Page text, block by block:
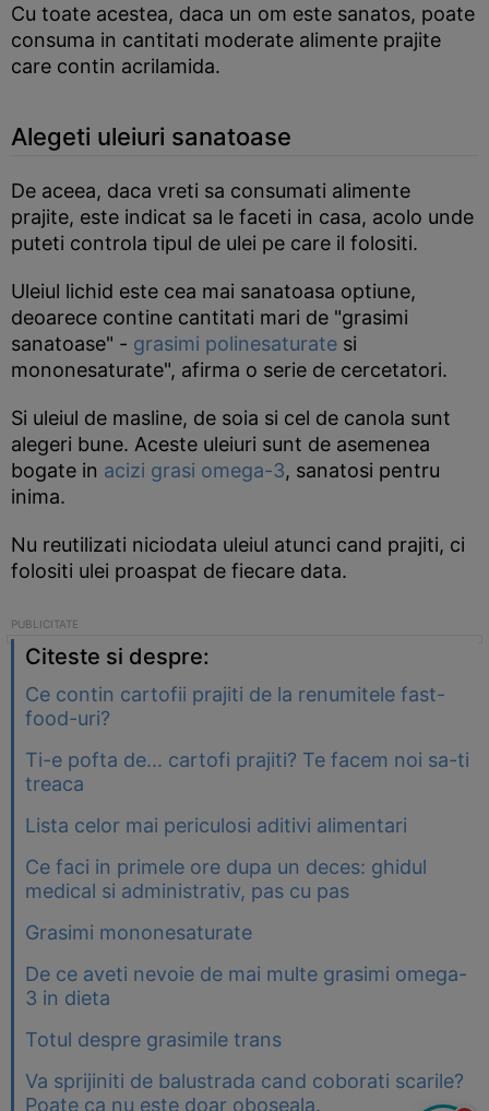
Cu toate acestea, daca un om este sanatos, poate
consuma in cantitati moderate alimente prajite
care contin acrilamida.
Alegeti uleiuri sanatoase
De aceea, daca vreti sa consumati alimente
prajite, este indicat sa le faceti in casa, acolo unde
puteti controla tipul de ulei pe care il folositi.
Uleiul lichid este cea mai sanatoasa optiune,
deoarece contine cantitati mari de "grasimi
sanatoase" - grasimi polinesaturate si
mononesaturate", afirma o serie de cercetatori.
Si uleiul de masline, de soia si cel de canola sunt
alegeri bune. Aceste uleiuri sunt de asemenea
bogate in acizi grasi omega-3, sanatosi pentru
inima.
Nu reutilizati niciodata uleiul atunci cand prajiti, ci
folositi ulei proaspat de fiecare data.
Citeste si despre:
Ce contin cartofii prajiti de la renumitele fast-
food-uri?
Ti-e pofta de... cartofi prajiti? Te facem noi sa-ti
treaca
Lista celor mai periculosi aditivi alimentari
Ce faci in primele ore dupa un deces: ghidul
medical si administrativ, pas cu pas
Grasimi mononesaturate
De ce aveti nevoie de mai multe grasimi omega-
3 in dieta
Totul despre grasimile trans
Va sprijiniti de balustrada cand coborati scarile?
Poate ca nu este doar oboseala.